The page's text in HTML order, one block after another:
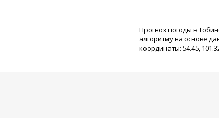
Прогноз погоды в
алгоритму на основе
координаты: 54.45,